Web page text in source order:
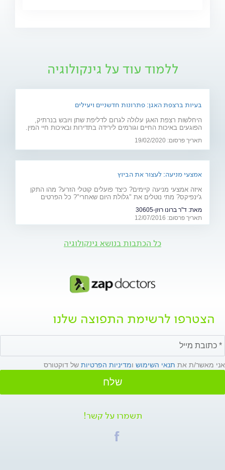
ללמוד עוד על גינקולוגיה
בעיות ברצפת האגן: פתרונות חדשניים ויעילים
היחלשות רצפת האגן עלולה לגרום לדליפת שתן ויובש בנרתיק,
הפוגעים באיכות החיים וגורמים לירידה בתדירות ובאיכות חיי המין.
אלקטרומגנטי ולייזר וגינלי
תאריך פרסום: 19/02/2020
אמצעי מניעה: לעצור את הביוץ
איזה אמצעי מניעה קיימים? כיצד פועלים קוטלי הזרע? מהו התקן
ג'ינפיקס? מתי נוטלים את "גלולת היום שאחרי"? כל הפרטים
מאת: ד"ר ברונו רוזן-30605
תאריך פרסום: 12/07/2016
כל הכתבות בנושא גינקולוגיה
הצטרפו לרשימת התפוצה שלנו
אני מאשר/ת את תנאי השימוש ומדיניות הפרטיות של דוקטורס
שלח
תשמרו על קשר!